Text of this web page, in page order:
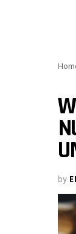
You
by